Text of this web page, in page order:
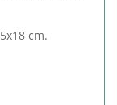
cm.